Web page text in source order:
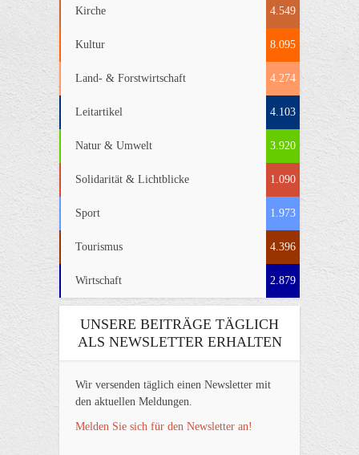
Kirche 4.549
Kultur 8.095
Land- & Forstwirtschaft 4.274
Leitartikel 4.103
Natur & Umwelt 3.920
Solidarität & Lichtblicke 1.090
Sport 1.973
Tourismus 4.396
Wirtschaft 2.879
UNSERE BEITRÄGE TÄGLICH
ALS NEWSLETTER ERHALTEN
Wir versenden täglich einen Newsletter mit
den aktuellen Meldungen.
Melden Sie sich für den Newsletter an!